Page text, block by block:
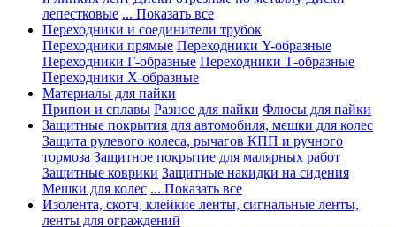
лепестковые ... Показать все
Переходники и соединители трубок
Переходники прямые Переходники Y-образные
Переходники Г-образные Переходники Т-образные
Переходники Х-образные
Материалы для пайки
Припои и сплавы Разное для пайки Флюсы для пайки
Защитные покрытия для автомобиля, мешки для колес
Защита рулевого колеса, рычагов КПП и ручного
тормоза Защитное покрытие для малярных работ
Защитные коврики Защитные накидки на сидения
Мешки для колес ... Показать все
Изолента, скотч, клейкие ленты, сигнальные ленты,
ленты для ограждений